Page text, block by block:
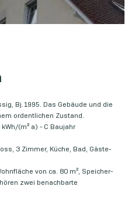
Bj.1995. Das Gebäude und die
ordentlichen Zustand.
kWh/(m² a) - C Baujahr
3 Zimmer, Küche, Bad, Gäste-
von ca. 80 m², Speicher-
zwei benachbarte